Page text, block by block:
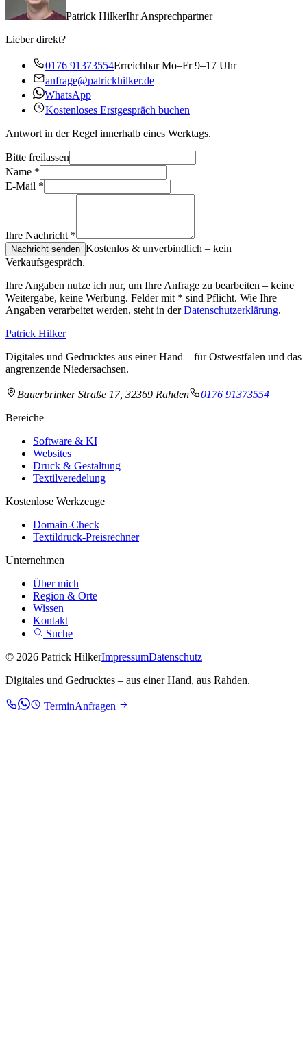
Patrick HilkerIhr Ansprechpartner
Lieber direkt?
0176 91373554Erreichbar Mo–Fr 9–17 Uhr
anfrage@patrickhilker.de
WhatsApp
Kostenloses Erstgespräch buchen
Antwort in der Regel innerhalb eines Werktags.
Bitte freilassen
Name *
E-Mail *
Ihre Nachricht *
Nachricht senden Kostenlos & unverbindlich – kein
Verkaufsgespräch.
Ihre Angaben nutze ich nur, um Ihre Anfrage zu bearbeiten – keine
Weitergabe, keine Werbung. Felder mit * sind Pflicht. Wie Ihre
Angaben verarbeitet werden, steht in derDatenschutzerklärung.
Patrick Hilker
Digitales und Gedrucktes aus einer Hand – für Ostwestfalen und das
angrenzende Niedersachsen.
Bauerbrinker Straße 17, 32369 Rahden
0176 91373554
Bereiche
Software & KI
Websites
Druck & Gestaltung
Textilveredelung
Kostenlose Werkzeuge
Domain-Check
Textildruck-Preisrechner
Unternehmen
Über mich
Region & Orte
Wissen
Kontakt
Suche
© 2026 Patrick HilkerImpressumDatenschutz
Digitales und Gedrucktes – aus einer Hand, aus Rahden.
TerminAnfragen